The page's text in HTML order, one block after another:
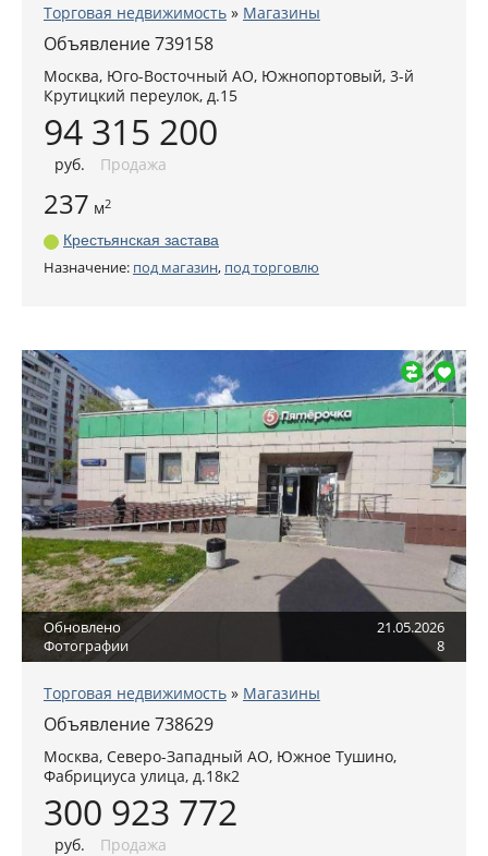
Торговая недвижимость » Магазины
Объявление 739158
Москва, Юго-Восточный АО, Южнопортовый, 3-й
Крутицкий переулок, д.15
94 315 200
руб. Продажа
237 м2
Крестьянская застава
Назначение: под магазин, под торговлю
Обновлено
21.05.2026
Фотографии
8
Торговая недвижимость » Магазины
Объявление 738629
Москва, Северо-Западный АО, Южное Тушино,
Фабрициуса улица, д.18к2
300 923 772
руб. Продажа